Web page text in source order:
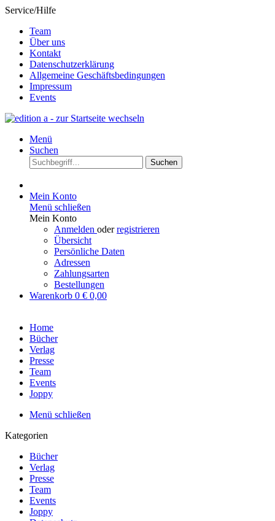
Service/Hilfe
Team
Über uns
Kontakt
Datenschutzerklärung
Allgemeine Geschäftsbedingungen
Impressum
Events
Menü
Suchen
Suchen
Mein Konto
Menü schließen
Mein Konto
Anmelden oderregistrieren
Übersicht
Persönliche Daten
Adressen
Zahlungsarten
Bestellungen
Warenkorb 0 € 0,00
Home
Bücher
Verlag
Presse
Team
Events
Joppy
Menü schließen
Kategorien
Bücher
Verlag
Presse
Team
Events
Joppy